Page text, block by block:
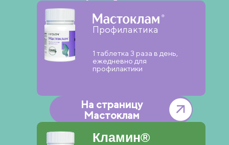
Профилактика
1 таблетка 3 раза в день,
ежедневно для
профилактики
На страницу
Мастоклам
Кламин®